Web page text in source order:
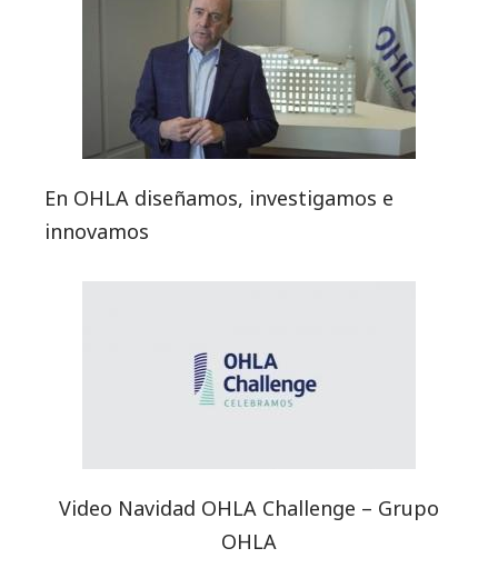
En OHLA diseñamos, investigamos e
innovamos
Video Navidad OHLA Challenge – Grupo
OHLA